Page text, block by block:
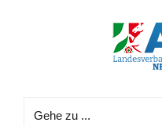
Gehe zu ...